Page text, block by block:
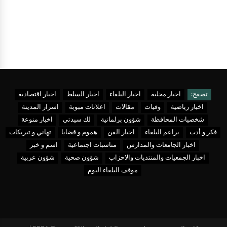
تصفح: اخبار محلية اخبار البلقاء اخبار السلط
اخبار اقتصادية
اخبار رياضية
وفيات مقالات اعلانات مبوبة
اسرار المدينة
شخصيات المحافظة
شؤون برلمانية لك سيدتي
اخبار منوعة
فكر و أدب
براعم البلقاء اخبار الفن هموم و قضايا
تهاني و تبريكات
اخبار الجامعات والمدارس
مناسبات اجتماعية
اسم و خبر
اخبار الجمعيات والمنتديات والاحزاب
شؤون صحية
شؤون عربية
موقف البلقاء اليوم